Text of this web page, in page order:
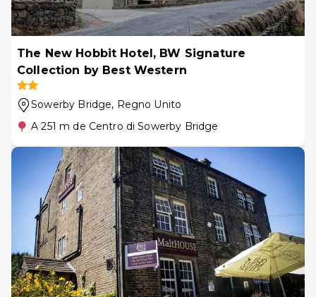
The New Hobbit Hotel, BW Signature
Collection by Best Western
Sowerby Bridge, Regno Unito
A 251 m de Centro di Sowerby Bridge